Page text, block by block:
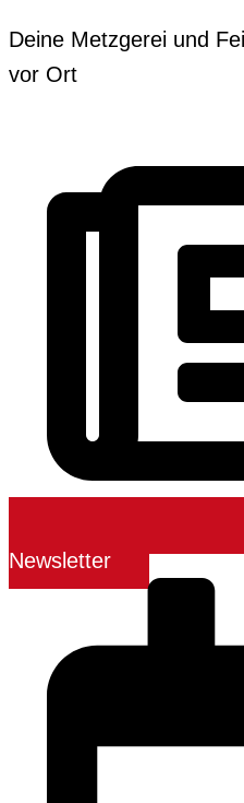
Inhalt
springen
Deine Metzgerei und
vor Ort
Newsletter